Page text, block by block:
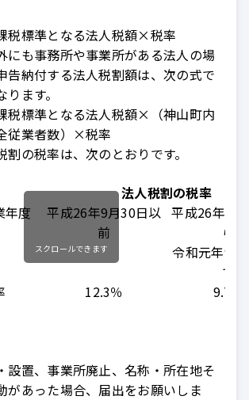
税標準となる法人税額×税率
にも事務所や事業所がある法人の場
告納付する法人税割額は、次の式で
ます。
税標準となる法人税額×（神山町内
従業者数）×税率
の税率は、次のとおりです。
法人税割の税率
年度
平成26年9月30日以
前
平成26年10
ら
令和元年9月
で
12.3％ 9.7％
スクロールできます
設置、事業所廃止、名称・所在地そ
があった場合、届出をお願いしま